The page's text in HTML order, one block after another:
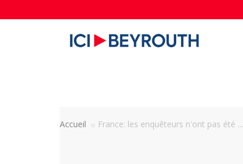
Accueil France: les enquêteurs n'ont pas été ...